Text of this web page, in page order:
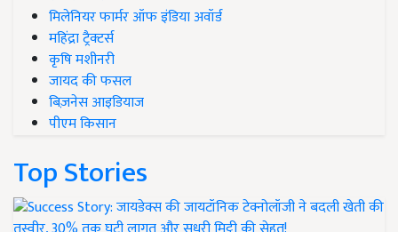
मिलेनियर फार्मर ऑफ इंडिया अवॉर्ड
महिंद्रा ट्रैक्टर्स
कृषि मशीनरी
जायद की फसल
बिज़नेस आइडियाज
पीएम किसान
Top Stories